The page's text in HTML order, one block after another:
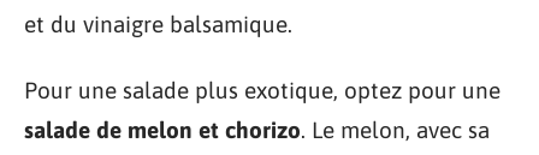
et du vinaigre balsamique.
Pour une salade plus exotique, optez pour une
salade de melon et chorizo. Le melon, avec sa